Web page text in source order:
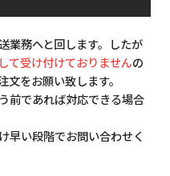
業務へと回します。したが
て受け付けておりませんの
をお願い致します。
前であれば対応できる場合
早い段階でお問い合わせく